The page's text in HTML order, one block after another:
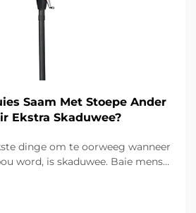
Saam Met Stoepe Ander
Ekstra Skaduwee?
dinge om te oorweeg wanneer
word, is skaduwee. Baie mense
buite-terrasparasols maklik